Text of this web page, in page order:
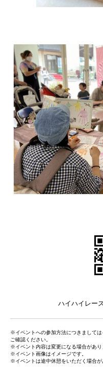
ハイハイレー
※イベントへの参加方法につきまして
ご確認ください。
※イベント内容は変更になる場合があり
※イベント画像はイメージです。
※イベントは途中休憩をいただく場合が